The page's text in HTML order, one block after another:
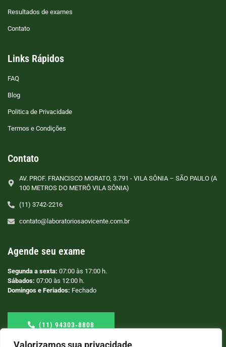
Valorizamos sua privacidade
Resultados de exames
Contato
Links Rápidos
FAQ
Blog
Politica de Privacidade
Termos e Condições
Contato
AV. PROF. FRANCISCO MORATO, 3.791 - VILA SÔNIA – SÃO PAULO (A
100 METROS DO METRÔ VILA SÔNIA)
(11) 3742-2216
contato@laboratoriosaovicente.com.br
Agende seu exame
Segunda a sexta: 07:00 às 17:00 h.
Sábados: 07:00 às 12:00 h.
Domingos e Feriados: Fechado
(11) 94303‑8808